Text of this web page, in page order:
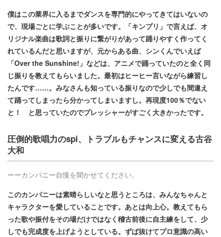
僕はこの業界に入るまでダンスを専門的にやってきてはいないの
で、現場ごとに学ぶことが多いです。「キンプリ」で言えば、オ
リジナル楽曲は歌詞と振りに繋がりがあって踊りやすく作ってく
れているんだと思いますが、元からある曲、シンくんでいえば
「Over the Sunshine!」などは、アニメで踊っていたのと全く同
じ振りを教えてもらいました。最初はヒーヒー言いながら練習し
たんです……。みなさんも知っている振りなので少しでも間違え
て踊ってしまったら分かってしまいますし。再現度100％でない
と！ と思っていたのでプレッシャーがすごく大きかったです。
圧倒的歌唱力のspi、トラブルもチャンスに変える古谷
大和
ーーカンパニー自慢を聞かせてください。
このカンパニーは素晴らしいなと思うところは、みんなちゃんと
キャラクターを愛していることです。あとは向上心。教えてもら
った歌や振付をその場だけではなく稽古前後に自主練をして、少
しでも完成度を上げようとしている。ずば抜けてプロ意識の高い